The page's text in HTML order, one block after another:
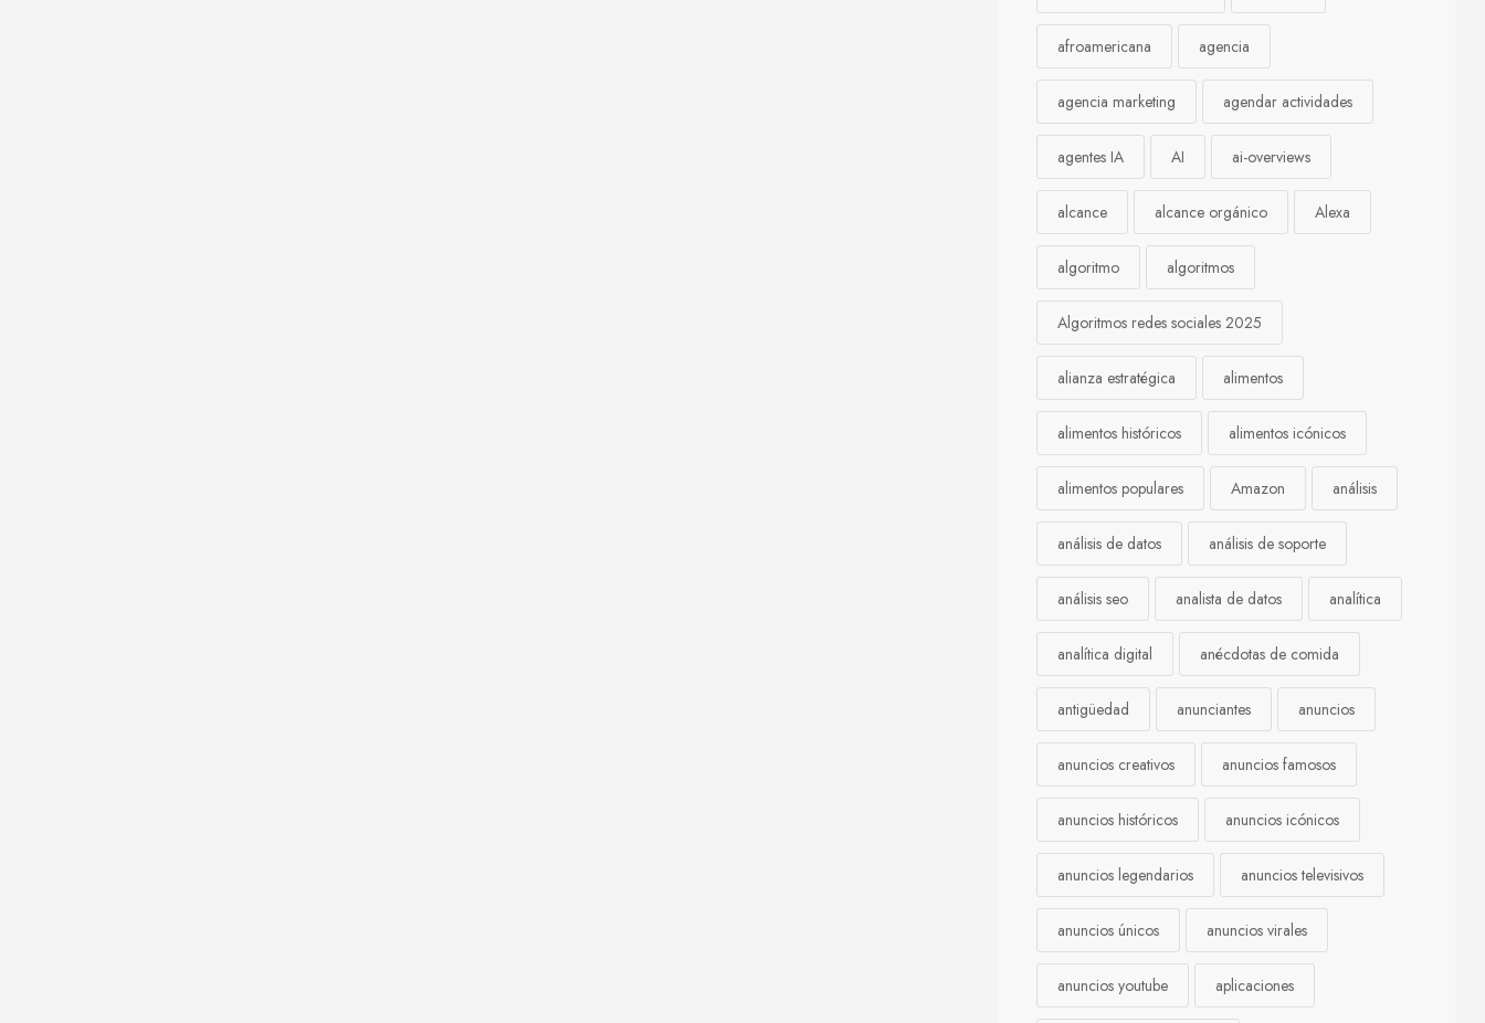
afroamericana agencia
agencia marketing agendar actividades
agentes IA AI ai-overviews
alcance alcance orgánico Alexa
algoritmo algoritmos
Algoritmos redes sociales 2025
alianza estratégica alimentos
alimentos históricos alimentos icónicos
alimentos populares Amazon análisis
análisis de datos análisis de soporte
análisis seo analista de datos analítica
analítica digital anécdotas de comida
antigüedad anunciantes anuncios
anuncios creativos anuncios famosos
anuncios históricos anuncios icónicos
anuncios legendarios anuncios televisivos
anuncios únicos anuncios virales
anuncios youtube aplicaciones